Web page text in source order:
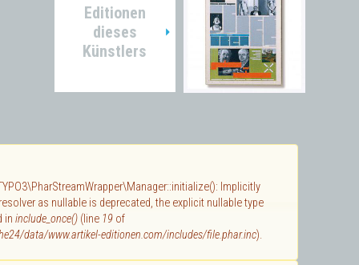
Editionen
dieses
Künstlers
Implicitly
as nullable is deprecated, the explicit nullable type
in include_once() (line 19 of
data/www.artikel-editionen.com/includes/file.phar.inc).